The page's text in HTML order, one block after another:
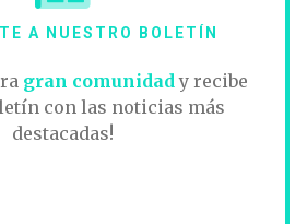
A NUESTRO BOLETÍN
gran comunidady recibe
con las noticias más
destacadas!